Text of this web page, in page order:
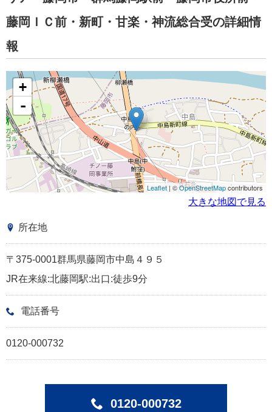
藤岡ＩＣ前・新町・甘楽・神流総合受の詳細情
報
+
-
Leaflet| ©OpenStreetMapcontributors
大きな地図で見る
所在地
〒375-0001群馬県藤岡市中島４９５
JR在来線:北藤岡駅:出口:徒歩9分
電話番号
0120-000732
0120-000732